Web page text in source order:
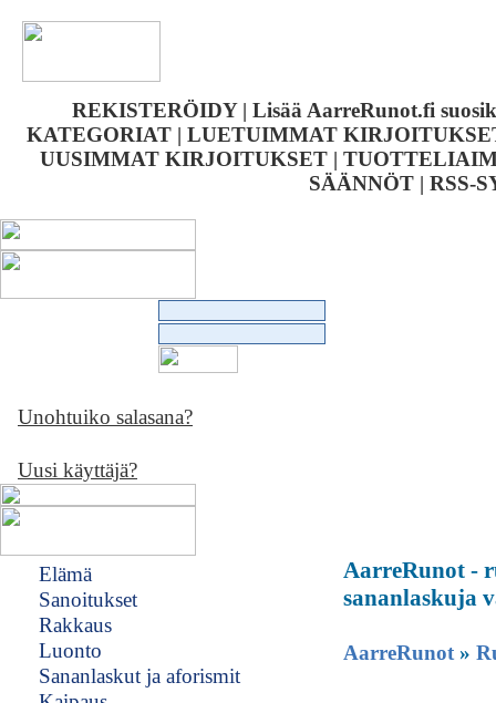
REKISTERÖIDY| Lisää AarreRunot.fi
KATEGORIAT | LUETUIMMAT
UUSIMMAT KIRJOITUKSET |
SÄÄNNÖT | RSS-
Unohtuiko salasana?
Uusi käyttäjä?
Elämä
Sanoitukset
Rakkaus
Luonto
Sananlaskut ja aforismit
AarreRunot -
sananlaskuja
AarreRunot »